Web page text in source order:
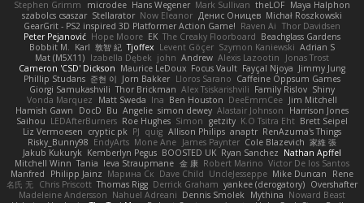
Stephen Grimm
microdee Hans Wegener Mark Sullivan theLOF Maya Halphon
szabolcs csaszar Stellarator Now Eleanor Денис Оницев Michał Roszkowski
GearGrit - PS2 inspired 3D Platformer Action Game! Raven Ai Thor Davidsen
Peter Pejanović Hope Moore EK The Creaky Floorboard Beachglass Gardens
Bobbit M. Karl 敦智 紀 Tjoffex Levent Göçer Szymon Kaniewski Adrian S
Mat (M5X11) Izabella Dębek john Andrew Alexis Lazootin
Jonas Trost
Cameron 'CSD' Dickson Maurice LeDoux Focus Vault Fayçal Njoya Jimmy Jung
Phillip Studans 준현 이 Jorn Bakker Lloros Sarano Caffeine Oppsum Games
Giorgi Samukashvili Thor Brickman Alex Tsiskarishvili Family Rislov Shiny
Vonda Marquez
Matt Sweda Ina Ben Houston DeeEmmCee Jim Mitchell
Hamish Gawn
DocD Bu Angelie simon dewey Alastair Johnson
Harrison Jones
Saihou LEDAfterBurners Roe Hughes Simon getzity K.O Tsitra Eht Brett Seipel
Liz Vermoesen cryptic pk PJ quig Allison Philips anaptr RenAzuma's Things
Risky_Bunny98 EndyArts Mone Ane James Paynter Cole Blazevich 家維 張
Jakub Kukuryk Kemberlyn Pegus BOOSTED UK Ryan Sanchez Nathan Apffel
Mitchell Winn Tania Ieva Straupmane 金 康 Robert Marino Victor De los Santos
Manfred
Philipp Jainz Марина Ск Dave Child UncleJesseppe Mike Duncan
Rene
名氏 无 Chris Priscott Thomas Rigg Derrick Graham yankee (derogatory) Overshafter
Madeleine Andersson Nahuel Adreani Dennis Smolek Mythina Noward Beast